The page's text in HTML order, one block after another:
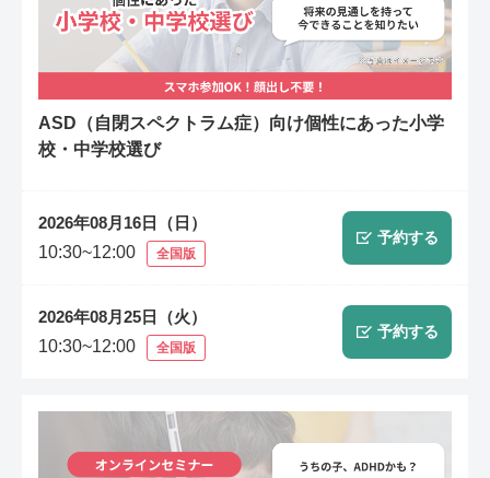
ASD（自閉スペクトラム症）向け個性にあった小学
校・中学校選び
2026年08月16日（日）
10:30~12:00
全国版
予約する
2026年08月25日（火）
10:30~12:00
全国版
予約する